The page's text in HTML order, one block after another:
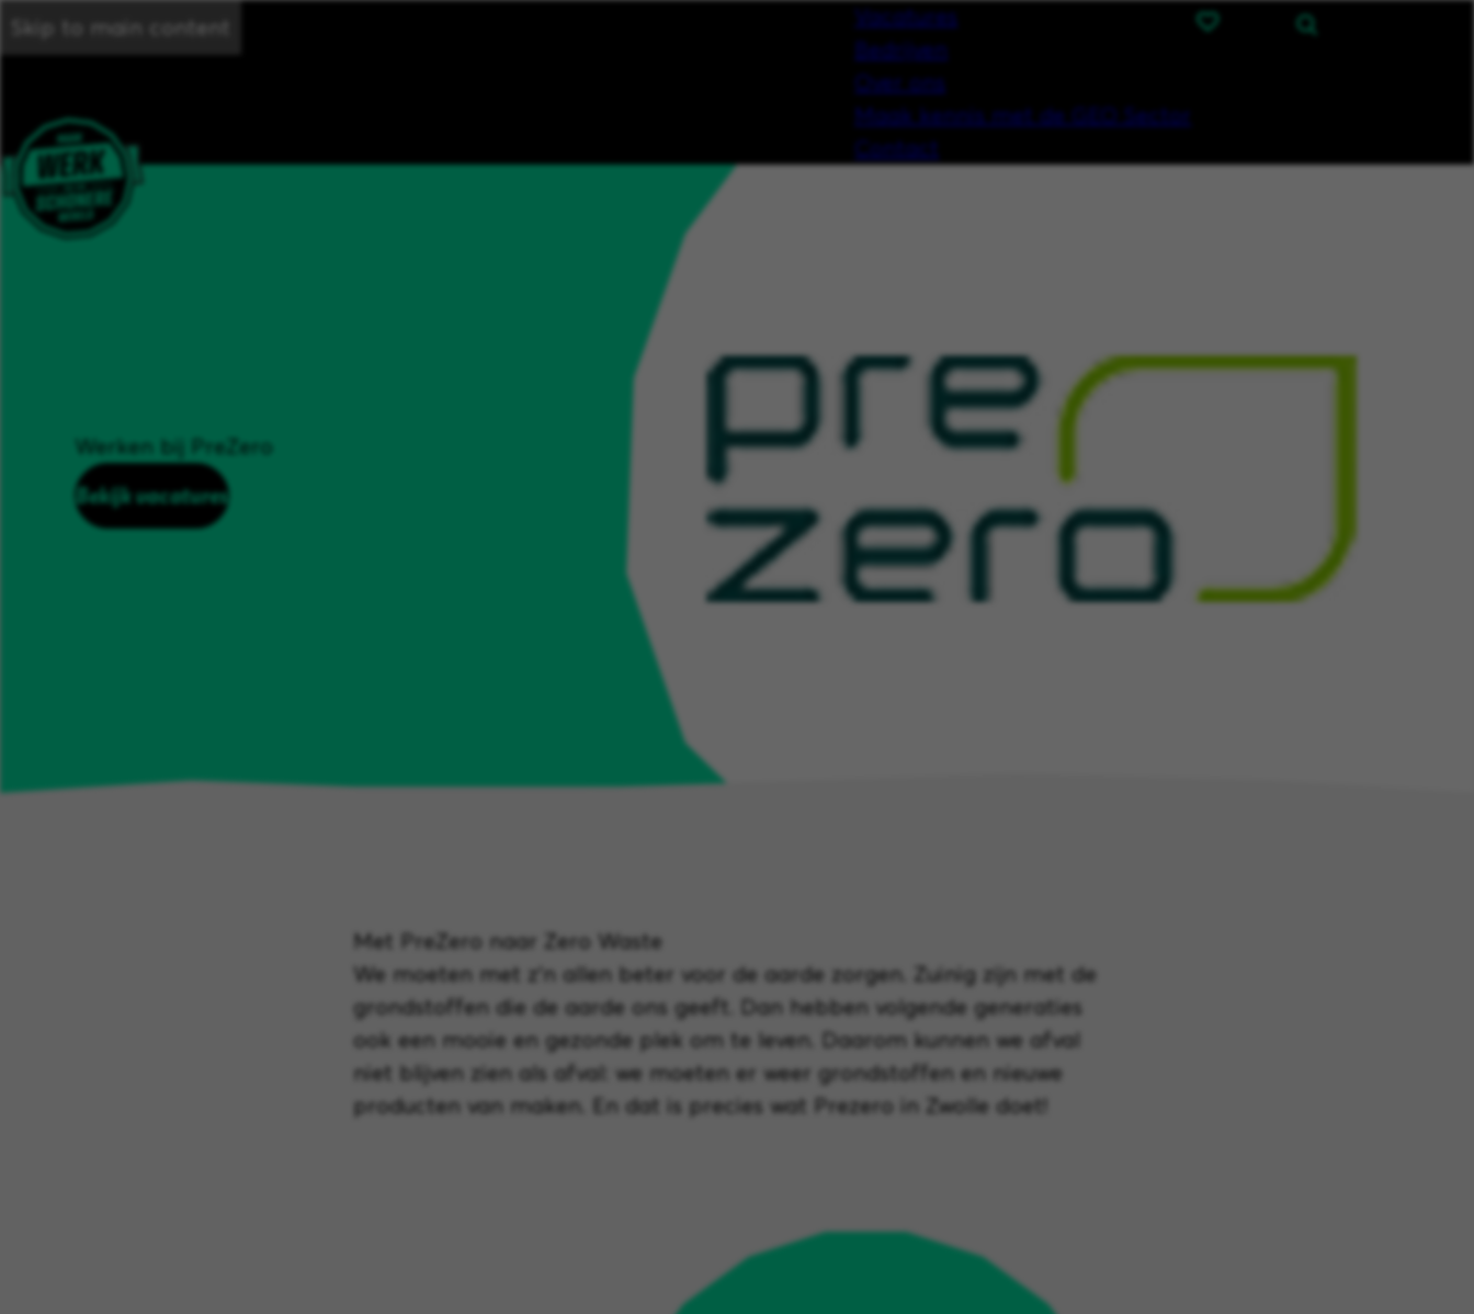
Skip to main content
Vacatures
Bedrijven
Over ons
Maak kennis met de GEO Sector
Contact
Werken bij PreZero
Bekijk vacatures
Met PreZero naar Zero Waste
We moeten met z’n allen beter voor de aarde zorgen. Zuinig zijn met de
grondstoffen die de aarde ons geeft. Dan hebben volgende generaties
ook een mooie en gezonde plek om te leven. Daarom kunnen we afval
niet blijven zien als afval: we moeten er weer grondstoffen en nieuwe
producten van maken. En dat is precies wat Prezero in Zwolle doet!